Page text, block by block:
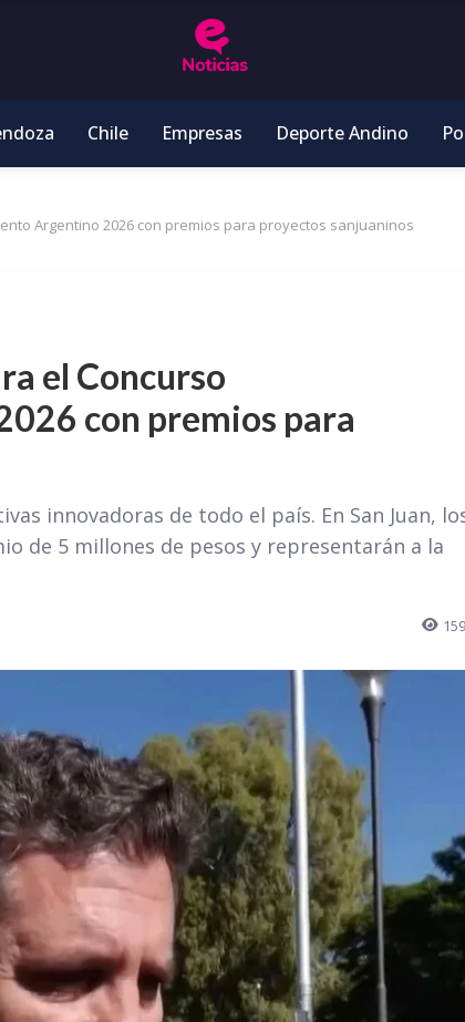
Chile Empresas Deporte Andino
Argentino 2026 con premios para proyectos sanjuaninos
el Concurso
con premios para
innovadoras de todo el país. En San Juan,
de 5 millones de pesos y representarán a la
159